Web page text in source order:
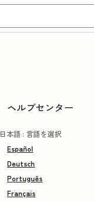
ヘルプセンター
日本語 : 言語を選択
Español
Deutsch
Português
Français